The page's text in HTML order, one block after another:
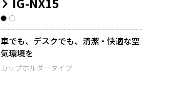
車でも、デスクでも、清潔・快適な空
気環境を
カップホルダータイプ